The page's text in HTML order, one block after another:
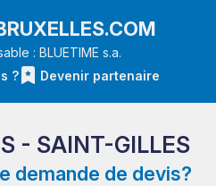
: BLUETIME s.a.
?
Devenir partenaire
- SAINT-GILLES
demande de devis?